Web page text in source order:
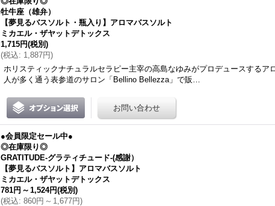
牡牛座（雄弁）
【夢見るバスソルト・瓶入り】アロマバスソルト
ミカエル・ザヤットデトックス
1,715円(税別)
(税込: 1,887円)
ホリスティックナチュラルセラピー主宰の高島なゆみがプロデュースするア
人が多く通う表参道のサロン「Bellino Bellezza」で販…
●会員限定セール中●
◎在庫限り◎
GRATITUDE-グラティチュード-(感謝）
【夢見るバスソルト】アロマバスソルト
ミカエル・ザヤットデトックス
781円 ～ 1,524円(税別)
(税込: 860円 ～ 1,677円)